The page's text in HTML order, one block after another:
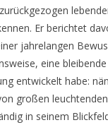
Er berichtet
jahrelangen
eine
entwickelt habe:
großen
in seinem